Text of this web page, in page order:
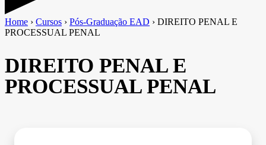
Home › Cursos › Pós-Graduação EAD › DIREITO PENAL E
PROCESSUAL PENAL
DIREITO PENAL E
PROCESSUAL PENAL